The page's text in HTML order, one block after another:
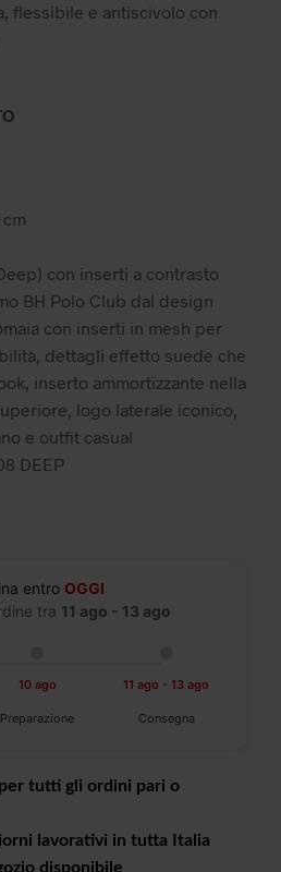
flessibile e antiscivolo con
con inserti a contrasto
BH Polo Club dal design
con inserti in mesh per
dettagli effetto suede che
inserto ammortizzante nella
logo laterale iconico,
e outfit casual
DEEP
entro OGGI
tra 11 ago - 13 ago
10 ago
Preparazione
11 ago - 13 ago
Consegna
tutti gli ordini pari o
lavorativi in tutta Italia
disponibile